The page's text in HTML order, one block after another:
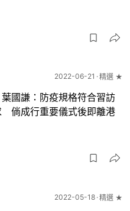
2022-06-21 精選 ★
國謙：防疫規格符合習訪
倘成行重要儀式後即離港
2022-05-18 精選 ★